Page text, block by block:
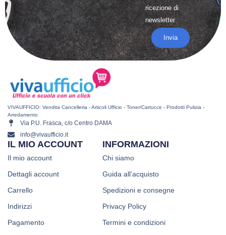
ricezione di
newsletter
Invia
VIVAUFFICIO: Vendita Cancelleria - Articoli Ufficio - Toner/Cartucce - Prodotti Pulizia -
Arredamento
Via P.U. Frasca, c/o Centro DAMA
info@vivaufficio.it
INFORMAZIONI
Chi siamo
Guida all’acquisto
Spedizioni e consegne
Privacy Policy
Termini e condizioni
IL MIO ACCOUNT
Il mio account
Dettagli account
Carrello
Indirizzi
Pagamento